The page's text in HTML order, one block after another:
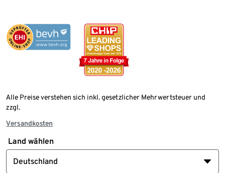
Alle Preise verstehen sich inkl. gesetzlicher Mehrwertsteuer und
zzgl.
Versandkosten
Land wählen
Deutschland